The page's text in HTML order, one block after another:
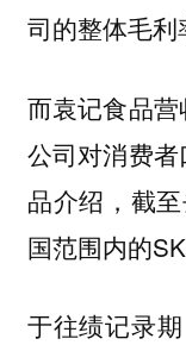
司的整体毛利
而袁记食品
公司对消费
品介绍，截
国范围内的
于往绩记录